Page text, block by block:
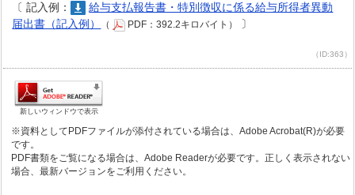
〔記入例：
給与支払報告書・特別徴収に係る給与所得者異動
届出書（記入例）
（ PDF：392.2キロバイト） 〕
（ID:363）
新しいウィンドウで表示
※資料としてPDFファイルが添付されている場合は、Adobe Acrobat(R)が必要
です。
PDF書類をご覧になる場合は、Adobe Readerが必要です。正しく表示されない
場合、最新バージョンをご利用ください。